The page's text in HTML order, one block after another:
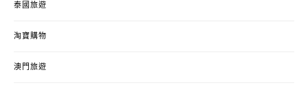
泰國旅遊
淘寶購物
澳門旅遊